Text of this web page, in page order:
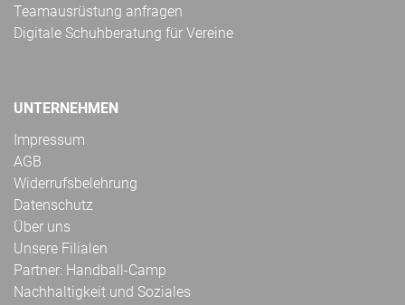
Teamausrüstung anfragen
Digitale Schuhberatung für Vereine
UNTERNEHMEN
Impressum
AGB
Widerrufsbelehrung
Datenschutz
Über uns
Unsere Filialen
Partner: Handball-Camp
Nachhaltigkeit und Soziales